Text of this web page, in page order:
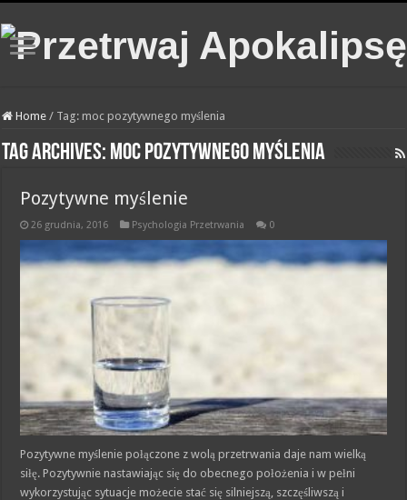
Home / Tag:moc pozytywnego myślenia
Tag Archives: moc pozytywnego myślenia
Pozytywne myślenie
26 grudnia, 2016 Psychologia Przetrwania 0
Pozytywne myślenie połączone z wolą przetrwania daje nam wielką
siłę. Pozytywnie nastawiając się do obecnego położenia i w pełni
wykorzystując sytuacje możecie stać się silniejszą, szczęśliwszą i